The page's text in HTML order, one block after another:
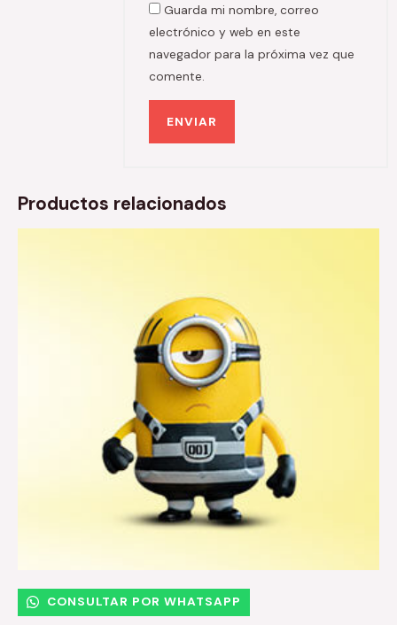
Guarda mi nombre, correo
electrónico y web en este
navegador para la próxima vez que
comente.
Productos relacionados
CONSULTAR POR WHATSAPP